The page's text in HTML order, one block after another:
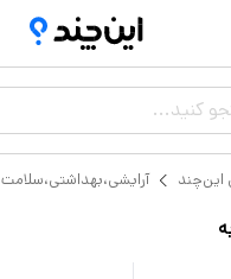
کنید...
این‌چند آرایشی،بهداشتی،سلامت